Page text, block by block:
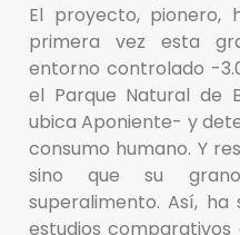
El proyecto, pionero,
primera vez esta
entorno controlado -
el Parque Natural de
ubica Aponiente- y
consumo humano. Y
sino que su
superalimento. Así, ha
estudios